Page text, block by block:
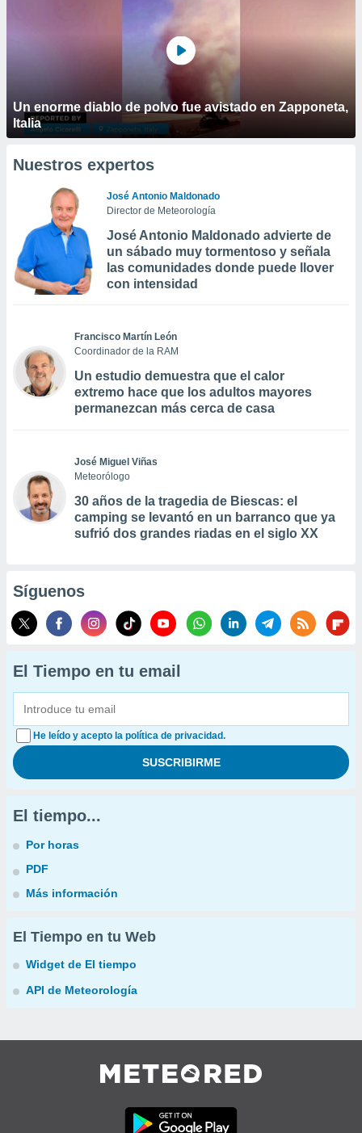
Un enorme diablo de polvo fue avistado en Zapponeta,
Italia
Nuestros expertos
José Antonio Maldonado
Director de Meteorología
José Antonio Maldonado advierte de
un sábado muy tormentoso y señala
las comunidades donde puede llover
con intensidad
Francisco Martín León
Coordinador de la RAM
Un estudio demuestra que el calor
extremo hace que los adultos mayores
permanezcan más cerca de casa
José Miguel Viñas
Meteorólogo
30 años de la tragedia de Biescas: el
camping se levantó en un barranco que ya
sufrió dos grandes riadas en el siglo XX
Síguenos
El Tiempo en tu email
He leído y acepto la política de privacidad.
El tiempo...
Por horas
PDF
Más información
El Tiempo en tu Web
Widget de El tiempo
API de Meteorología